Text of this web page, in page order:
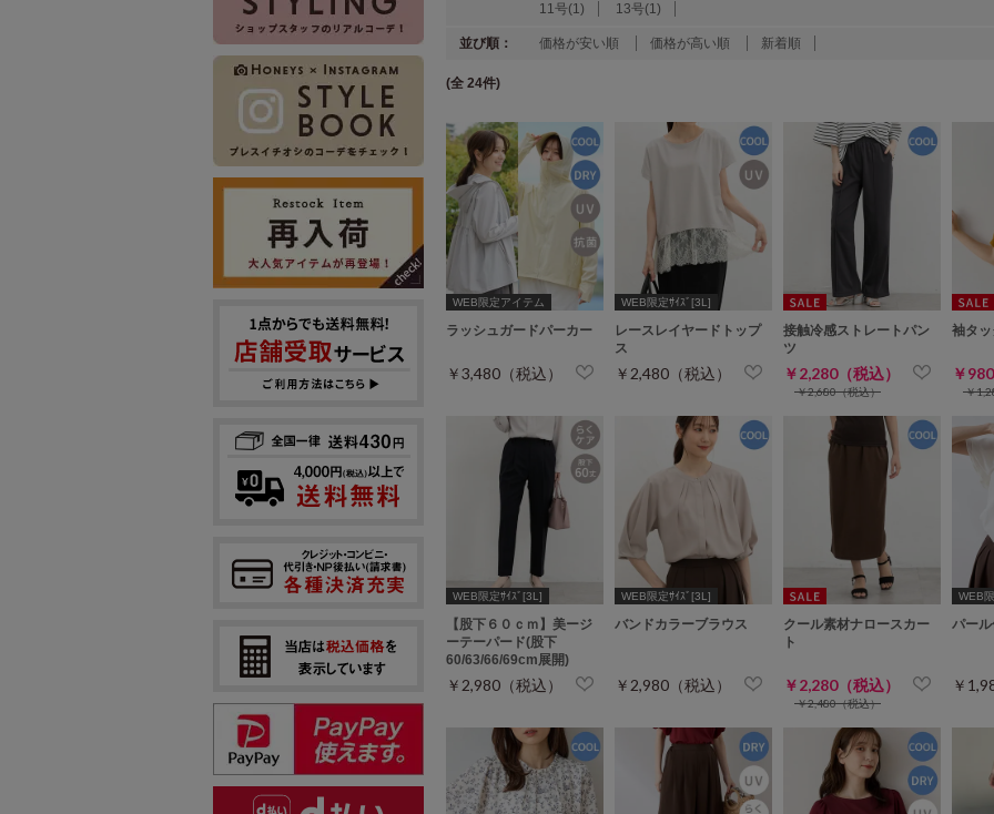
11号(1)
13号(1)
並び順： 価格が安い順 価格が高い順 新着順
(全 24件)
WEB限定アイテム
ラッシュガードパーカー
￥3,480（税込）
WEB限定ｻｲｽﾞ[3L]
レースレイヤードトップ
ス
￥2,480（税込）
接触冷感ストレートパン
ツ
￥2,280（税込）
￥2,680（税込）
袖タ
￥
￥
WEB限定ｻｲｽﾞ[3L]
【股下６０ｃｍ】美ージ
ーテーパード(股下
60/63/66/69cm展開)
￥2,980（税込）
WEB限定ｻｲｽﾞ[3L]
バンドカラーブラウス
￥2,980（税込）
クール素材ナロースカー
ト
￥2,280（税込）
￥2,480（税込）
WEB
パー
￥